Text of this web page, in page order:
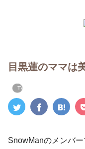
目黒蓮のママは
TV・エンタメ
SnowManのメンバ